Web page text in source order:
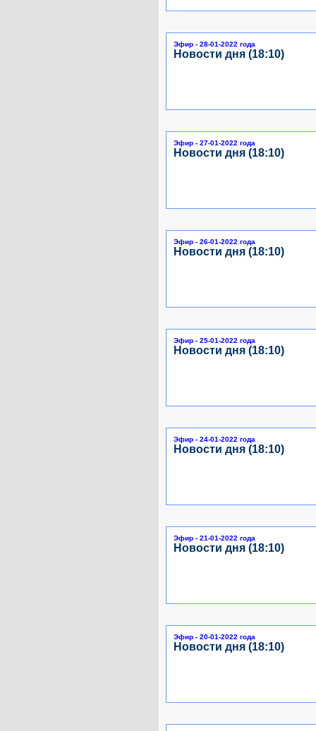
Эфир - 28-01-2022 года
Новости дня (18:10)
Эфир - 27-01-2022 года
Новости дня (18:10)
Эфир - 26-01-2022 года
Новости дня (18:10)
Эфир - 25-01-2022 года
Новости дня (18:10)
Эфир - 24-01-2022 года
Новости дня (18:10)
Эфир - 21-01-2022 года
Новости дня (18:10)
Эфир - 20-01-2022 года
Новости дня (18:10)